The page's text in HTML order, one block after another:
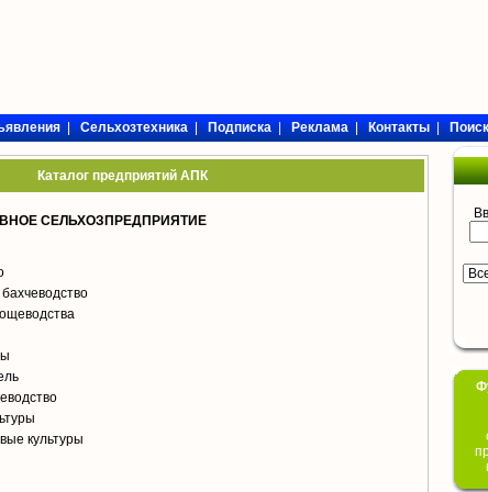
|Сельхозтехника|Подписка|Реклама|Контакты|
Каталог предприятий АПК
СЕЛЬХОЗПРЕДПРИЯТИЕ
культуры